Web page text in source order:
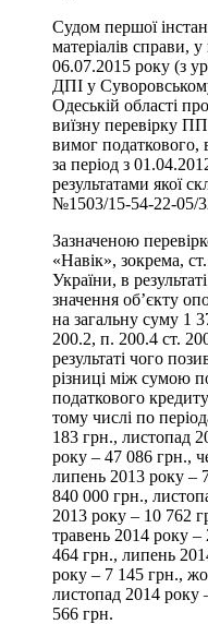
Судом першої
матеріалів справи,
06.07.2015 року (з
ДПІ у
Одеській області
виїзну перевірку
вимог податкового,
за період з
результатами якої
№1503/15-54-22-05/
Зазначеною
«Навік», зокрема,
України, в
значення об’єкту
на загальну суму 1
200.2, п. 200.4 ст.
результаті чого
різниці між сумою
податкового
тому числі по
183 грн., листопад
року – 47 086 грн.,
липень 2013 року –
840 000 грн.,
2013 року – 10 762
травень 2014 року
464 грн., липень
року – 7 145 грн.,
листопад 2014 року
566 грн.